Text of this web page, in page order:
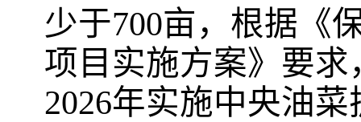
少于700亩，根据《
项目实施方案》要
2026年实施中央油